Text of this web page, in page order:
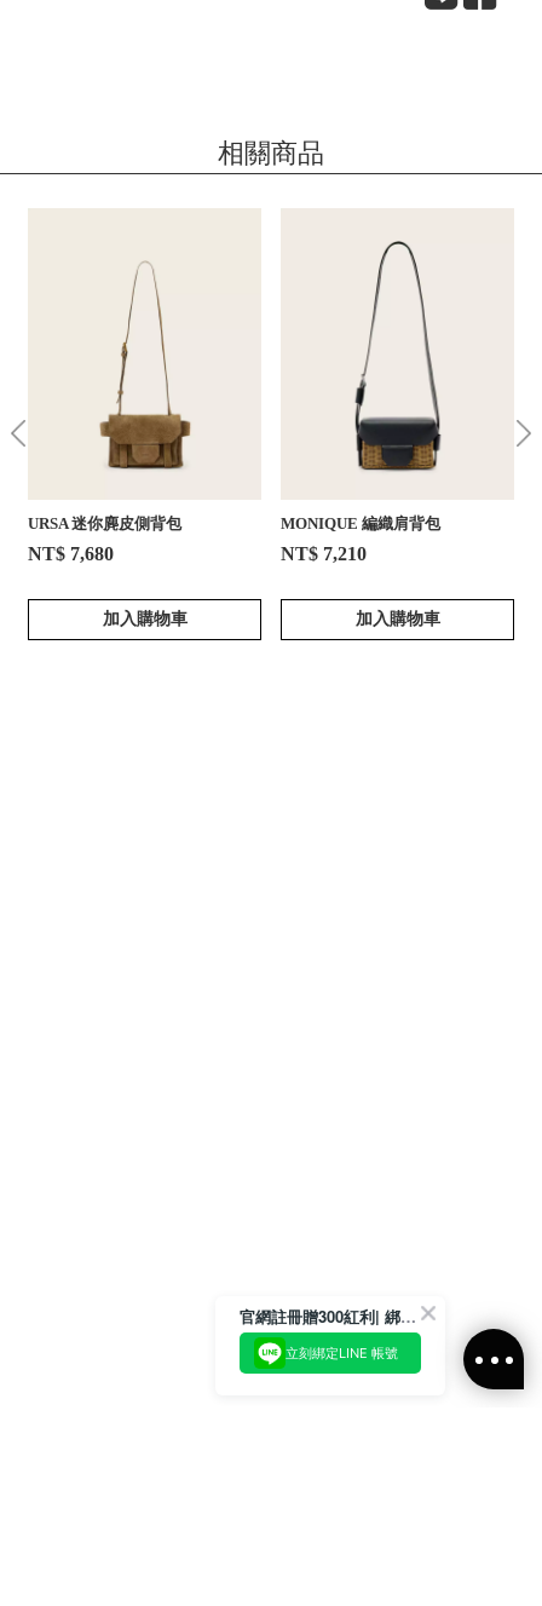
相關商品
URSA 迷你麂皮側背包
NT$ 7,680
加入購物車
MONIQUE 編織肩背包
NT$ 7,210
加入購物車
官網註冊贈300紅利| 綁定LINE再領取專屬優惠
立刻綁定LINE 帳號